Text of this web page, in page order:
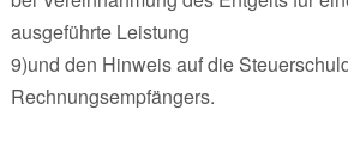
ausgeführte Leistung
9)und den Hinweis auf die
Rechnungsempfängers.